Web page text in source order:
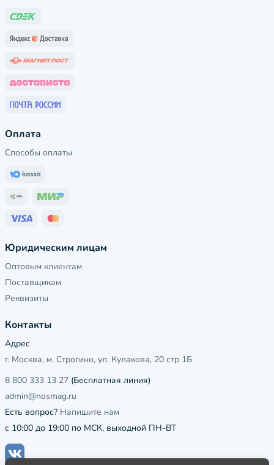
Оплата
Способы оплаты
Юридическим лицам
Оптовым клиентам
Поставщикам
Реквизиты
Контакты
Адрес
г. Москва, м. Строгино, ул. Кулакова, 20 стр 1Б
8 800 333 13 27 (Бесплатная линия)
admin@nosmag.ru
Есть вопрос? Напишите нам
с 10:00 до 19:00 по МСК, выходной ПН-ВТ